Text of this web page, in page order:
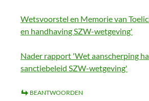
Wetsvoorstel en Memorie van
en handhaving SZW-wetgeving'
Nader rapport 'Wet aanscherping
sanctiebeleid SZW-wetgeving'
BEANTWOORDEN